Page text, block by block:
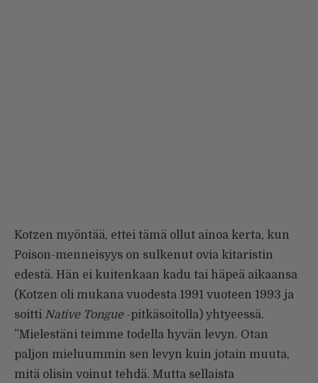
Kotzen myöntää, ettei tämä ollut ainoa kerta, kun
Poison-menneisyys on sulkenut ovia kitaristin
edestä. Hän ei kuitenkaan kadu tai häpeä aikaansa
(Kotzen oli mukana vuodesta 1991 vuoteen 1993 ja
soitti Native Tongue-pitkäsoitolla) yhtyeessä.
”Mielestäni teimme todella hyvän levyn. Otan
paljon mieluummin sen levyn kuin jotain muuta,
mitä olisin voinut tehdä. Mutta sellaista